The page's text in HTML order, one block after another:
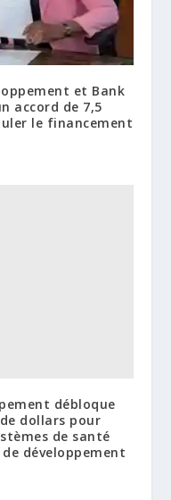
et Bank
accord de 7,5
le financement
débloque
dollars pour
de santé
développement